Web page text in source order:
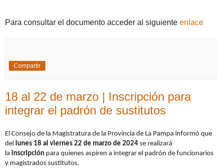
Para consultar el documento acceder al siguiente enlace
Compartir
18 al 22 de marzo | Inscripción para
integrar el padrón de sustitutos
El Consejo de la Magistratura de la Provincia de La Pampa informó que
del lunes 18 al viernes 22 de marzo de 2024se realizará
lainscripción para quienes aspiren a integrar el padrón de funcionarios
y magistrados sustitutos.